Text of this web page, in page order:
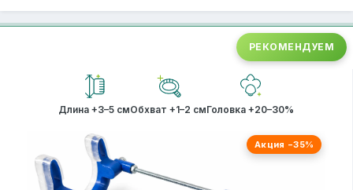
РЕКОМЕНДУЕМ
Длина +3–5 смОбхват +1–2 смГоловка +20–30%
Акция −35%